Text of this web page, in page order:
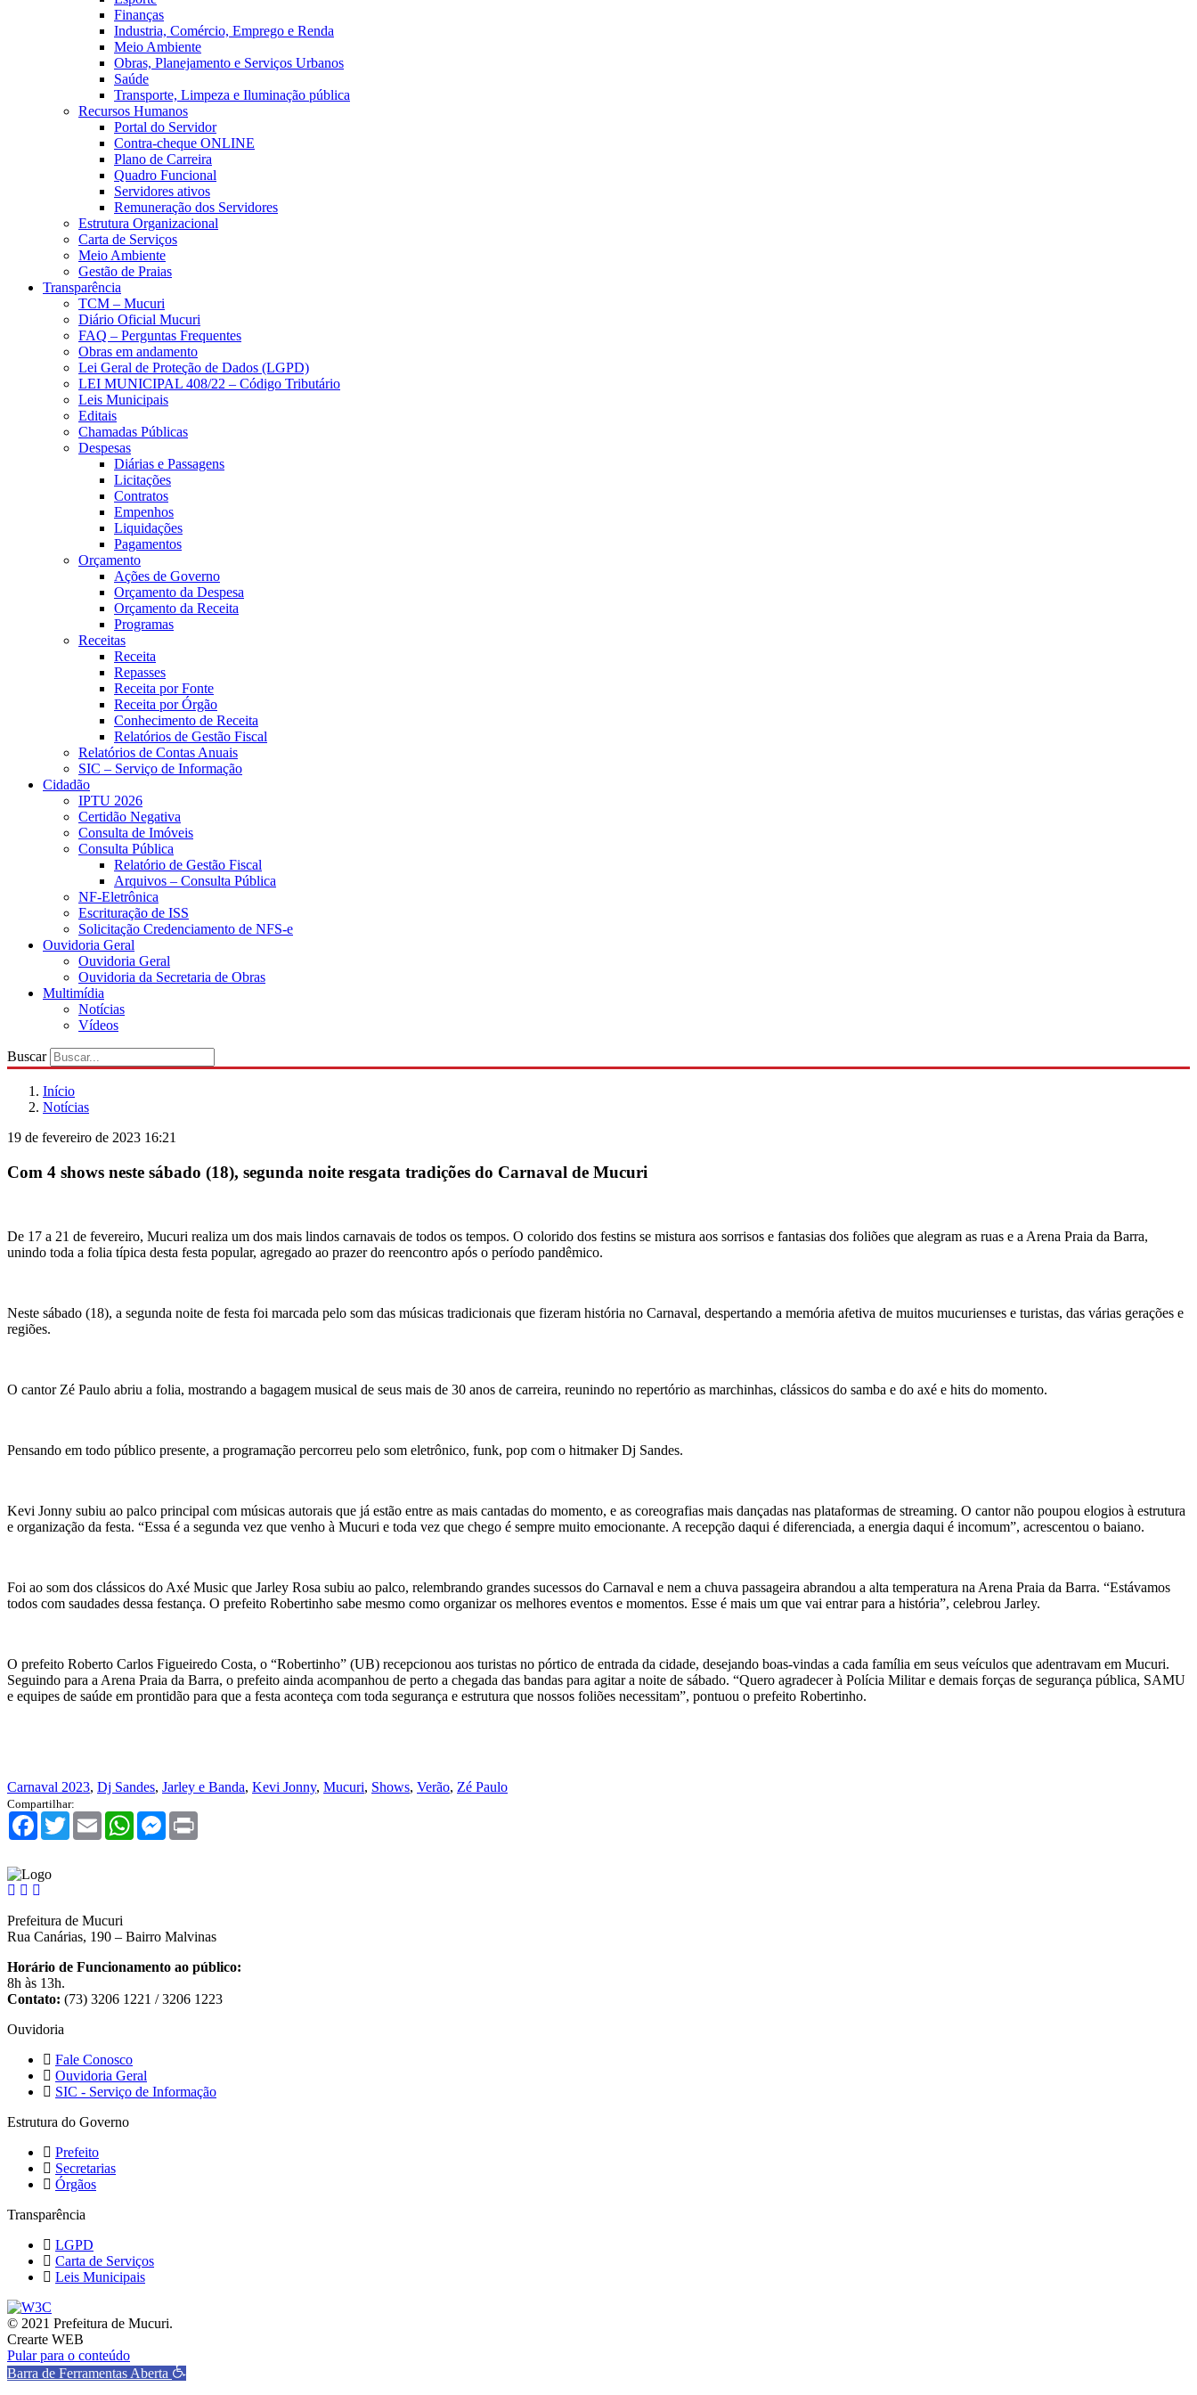
Finanças
Industria, Comércio, Emprego e Renda
Meio Ambiente
Obras, Planejamento e Serviços Urbanos
Saúde
Transporte, Limpeza e Iluminação pública
Recursos Humanos
Portal do Servidor
Contra-cheque ONLINE
Plano de Carreira
Quadro Funcional
Servidores ativos
Remuneração dos Servidores
Estrutura Organizacional
Carta de Serviços
Meio Ambiente
Gestão de Praias
Transparência
TCM – Mucuri
Diário Oficial Mucuri
FAQ – Perguntas Frequentes
Obras em andamento
Lei Geral de Proteção de Dados (LGPD)
LEI MUNICIPAL 408/22 – Código Tributário
Leis Municipais
Editais
Chamadas Públicas
Despesas
Diárias e Passagens
Licitações
Contratos
Empenhos
Liquidações
Pagamentos
Orçamento
Ações de Governo
Orçamento da Despesa
Orçamento da Receita
Programas
Receitas
Receita
Repasses
Receita por Fonte
Receita por Órgão
Conhecimento de Receita
Relatórios de Gestão Fiscal
Relatórios de Contas Anuais
SIC – Serviço de Informação
Cidadão
IPTU 2026
Certidão Negativa
Consulta de Imóveis
Consulta Pública
Relatório de Gestão Fiscal
Arquivos – Consulta Pública
NF-Eletrônica
Escrituração de ISS
Solicitação Credenciamento de NFS-e
Ouvidoria Geral
Ouvidoria Geral
Ouvidoria da Secretaria de Obras
Multimídia
Notícias
Vídeos
Buscar
Início
Notícias
19 de fevereiro de 2023 16:21
Com 4 shows neste sábado (18), segunda noite resgata tradições do Carnaval de Mucuri
De 17 a 21 de fevereiro, Mucuri realiza um dos mais lindos carnavais de todos os tempos. O colorido dos festins se mistura aos sorrisos e fantasias dos foliões que alegram as ruas e a Arena Praia da Barra,
unindo toda a folia típica desta festa popular, agregado ao prazer do reencontro após o período pandêmico.
Neste sábado (18), a segunda noite de festa foi marcada pelo som das músicas tradicionais que fizeram história no Carnaval, despertando a memória afetiva de muitos mucurienses e turistas, das várias gerações e
regiões.
O cantor Zé Paulo abriu a folia, mostrando a bagagem musical de seus mais de 30 anos de carreira, reunindo no repertório as marchinhas, clássicos do samba e do axé e hits do momento.
Pensando em todo público presente, a programação percorreu pelo som eletrônico, funk, pop com o hitmaker Dj Sandes.
Kevi Jonny subiu ao palco principal com músicas autorais que já estão entre as mais cantadas do momento, e as coreografias mais dançadas nas plataformas de streaming. O cantor não poupou elogios à estrutura
e organização da festa. “Essa é a segunda vez que venho à Mucuri e toda vez que chego é sempre muito emocionante. A recepção daqui é diferenciada, a energia daqui é incomum”, acrescentou o baiano.
Foi ao som dos clássicos do Axé Music que Jarley Rosa subiu ao palco, relembrando grandes sucessos do Carnaval e nem a chuva passageira abrandou a alta temperatura na Arena Praia da Barra. “Estávamos
todos com saudades dessa festança. O prefeito Robertinho sabe mesmo como organizar os melhores eventos e momentos. Esse é mais um que vai entrar para a história”, celebrou Jarley.
O prefeito Roberto Carlos Figueiredo Costa, o “Robertinho” (UB) recepcionou aos turistas no pórtico de entrada da cidade, desejando boas-vindas a cada família em seus veículos que adentravam em Mucuri.
Seguindo para a Arena Praia da Barra, o prefeito ainda acompanhou de perto a chegada das bandas para agitar a noite de sábado. “Quero agradecer à Polícia Militar e demais forças de segurança pública, SAMU
e equipes de saúde em prontidão para que a festa aconteça com toda segurança e estrutura que nossos foliões necessitam”, pontuou o prefeito Robertinho.
Carnaval 2023, Dj Sandes, Jarley e Banda, Kevi Jonny, Mucuri, Shows, Verão, Zé Paulo
Compartilhar:
Facebook
TwitterEmail WhatsAppMessenger
Prefeitura de Mucuri
Rua Canárias, 190 – Bairro Malvinas
Horário de Funcionamento ao público:
8h às 13h.
Contato: (73) 3206 1221 / 3206 1223
Ouvidoria
Fale Conosco
Ouvidoria Geral
SIC - Serviço de Informação
Estrutura do Governo
Prefeito
Secretarias
Órgãos
Transparência
LGPD
Carta de Serviços
Leis Municipais
© 2021 Prefeitura de Mucuri.
Crearte WEB
Pular para o conteúdo
Barra de Ferramentas Aberta